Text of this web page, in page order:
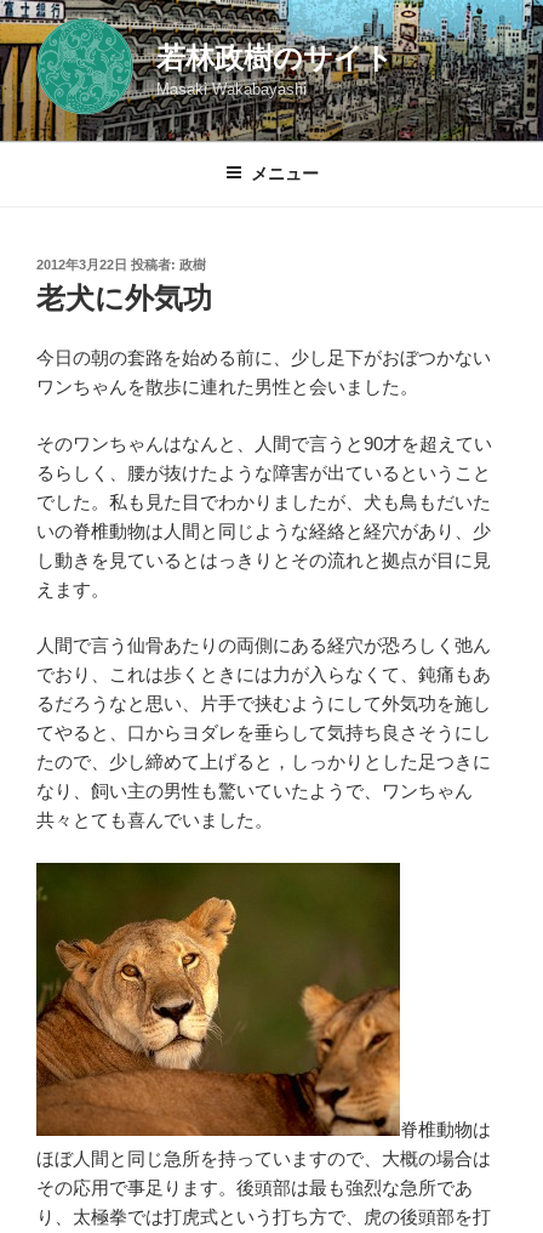
コ
ン
テ
ン
ツ
若林政樹のサイト
Masaki Wakabayashi
メニュー
投
稿
日:
2012年3月22日 投稿者: 政樹
老犬に外気功
今日の朝の套路を始める前に、少し足下がおぼつかない
ワンちゃんを散歩に連れた男性と会いました。
そのワンちゃんはなんと、人間で言うと90才を超えてい
るらしく、腰が抜けたような障害が出ているということ
でした。私も見た目でわかりましたが、犬も鳥もだいた
いの脊椎動物は人間と同じような経絡と経穴があり、少
し動きを見ているとはっきりとその流れと拠点が目に見
えます。
人間で言う仙骨あたりの両側にある経穴が恐ろしく弛ん
でおり、これは歩くときには力が入らなくて、鈍痛もあ
るだろうなと思い、片手で挟むようにして外気功を施し
てやると、口からヨダレを垂らして気持ち良さそうにし
たので、少し締めて上げると，しっかりとした足つきに
なり、飼い主の男性も驚いていたようで、ワンちゃん
共々とても喜んでいました。
脊椎動物は
ほぼ人間と同じ急所を持っていますので、大概の場合は
その応用で事足ります。後頭部は最も強烈な急所であ
り、太極拳では打虎式という打ち方で、虎の後頭部を打